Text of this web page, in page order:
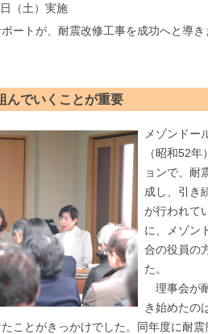
（土）実施
ートが、耐震改修工事を成功へと導き
んでいくことが重要
メゾンドー
（昭和52
ョンで、耐
成し、引き
が行われて
に、メゾン
合の役員の
た。
理事会が
き始めたの
ことがきっかけでした。同年度に耐